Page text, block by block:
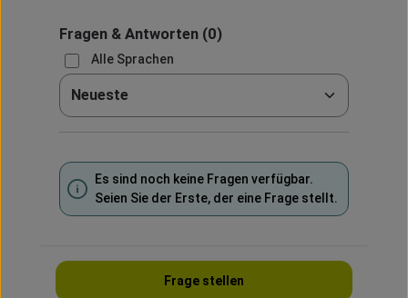
Fragen & Antworten(0)
Alle Sprachen
Sortieren nach
Es sind noch keine Fragen verfügbar.
Seien Sie der Erste, der eine Frage stellt.
Frage stellen